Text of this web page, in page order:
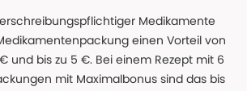
Medikamente
einen Vorteil von
und bis zu 5 €. Bei einem Rezept mit 6
mit Maximalbonus sind das bis